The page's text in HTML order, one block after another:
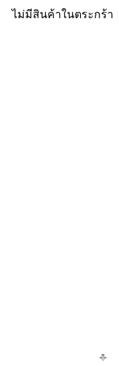
ไม่มีสินค้าในตระกร้า